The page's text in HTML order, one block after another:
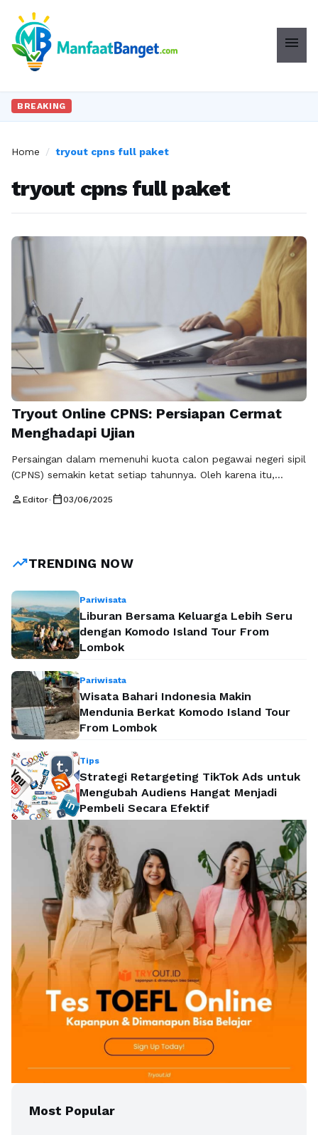
menu
BREAKING
Home / tryout cpns full paket
tryout cpns full paket
Tryout Online CPNS: Persiapan Cermat
Menghadapi Ujian
Persaingan dalam memenuhi kuota calon pegawai negeri sipil
(CPNS) semakin ketat setiap tahunnya. Oleh karena itu,
menembus seleksi ini. Salah satu cara untuk meningkatkan
Selengkapnya
person Editor• calendar_today03/06/2025
trending_upTRENDING NOW
Pariwisata
Liburan Bersama Keluarga Lebih Seru
dengan Komodo Island Tour From
Lombok
Pariwisata
Wisata Bahari Indonesia Makin
Mendunia Berkat Komodo Island Tour
From Lombok
Tips
Strategi Retargeting TikTok Ads untuk
Mengubah Audiens Hangat Menjadi
Pembeli Secara Efektif
Most Popular